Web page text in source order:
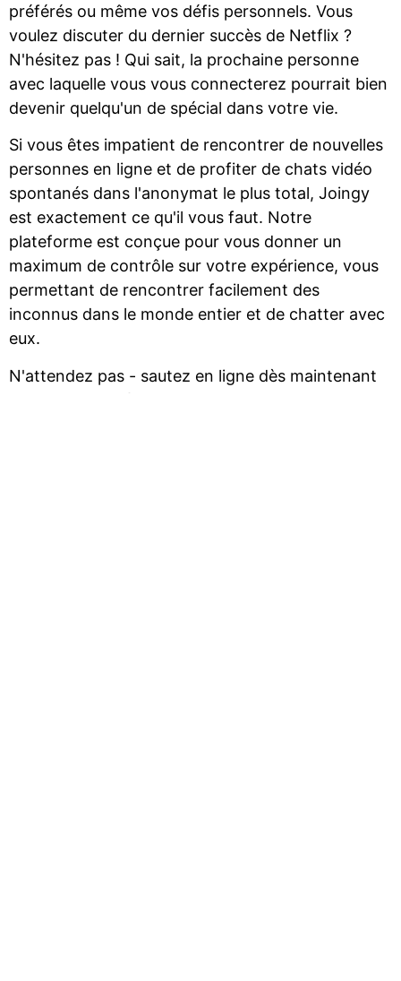
préférés ou même vos défis personnels. Vous
voulez discuter du dernier succès de Netflix ?
N'hésitez pas ! Qui sait, la prochaine personne
avec laquelle vous vous connecterez pourrait bien
devenir quelqu'un de spécial dans votre vie.
Si vous êtes impatient de rencontrer de nouvelles
personnes en ligne et de profiter de chats vidéo
spontanés dans l'anonymat le plus total, Joingy
est exactement ce qu'il vous faut. Notre
plateforme est conçue pour vous donner un
maximum de contrôle sur votre expérience, vous
permettant de rencontrer facilement des
inconnus dans le monde entier et de chatter avec
eux.
N'attendez pas - sautez en ligne dès maintenant
et commencez à explorer les passionnants chats